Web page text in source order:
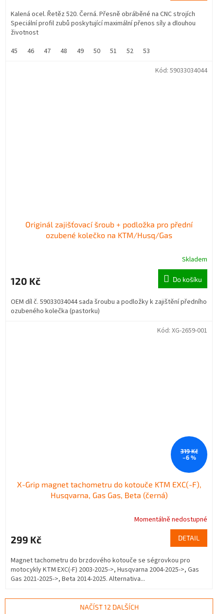
Kalená ocel. Řetěz 520. Černá. Přesně obráběné na CNC strojích
Speciální profil zubů poskytující maximální přenos síly a dlouhou
životnost
45
46 47 48 49 50 51 52 53
Originál zajišťovací šroub + podložka pro přední
ozubené kolečko na KTM/Husq/Gas
Skladem
120 Kč Do košíku
OEM díl č. 59033034044 sada šroubu a podložky k zajištění předního
ozubeného kolečka (pastorku)
Kód: 59033034044
319 Kč
–6 %
X-Grip magnet tachometru do kotouče KTM EXC(-F),
Husqvarna, Gas Gas, Beta (černá)
Momentálně nedostupné
299 Kč DETAIL
Magnet tachometru do brzdového kotouče se ségrovkou pro
motocykly KTM EXC(-F) 2003-2025->, Husqvarna 2004-2025->, Gas
Gas 2021-2025->, Beta 2014-2025. Alternativa...
Kód: XG-2659-001
NAČÍST 12 DALŠÍCH